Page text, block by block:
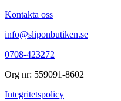
Kontakta oss
info@sliponbutiken.se
0708-423272
Org nr: 559091-8602
Integritetspolicy